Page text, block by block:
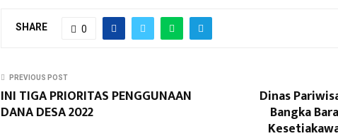
SHARE 0
PREVIOUS POST
INI TIGA PRIORITAS PENGGUNAAN
DANA DESA 2022
Dinas
Bangka